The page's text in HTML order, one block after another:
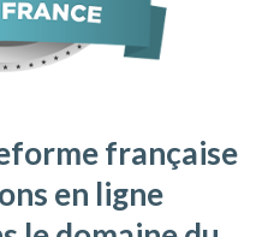
française
en ligne